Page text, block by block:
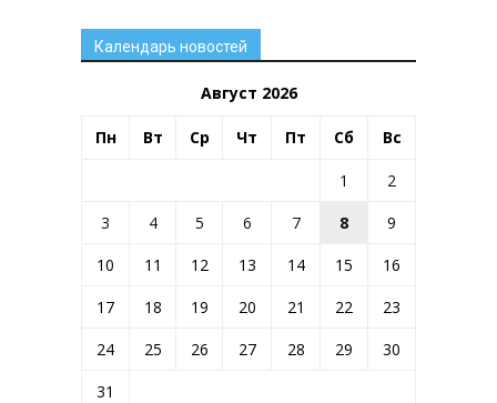
Календарь новостей
Август 2026
Пн Вт Ср Чт Пт Сб Вс
1
2
3
4 5 6 7 8
9
10
11 12 13 14 15
16
17
18 19 20 21 22
23
24
25 26 27 28 29
30
31